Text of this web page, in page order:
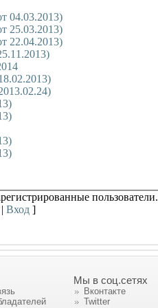
04.03.2013)
25.03.2013)
22.04.2013)
пользователи.
Вход]
Мы в соц.сетях
Вконтакте
Twitter